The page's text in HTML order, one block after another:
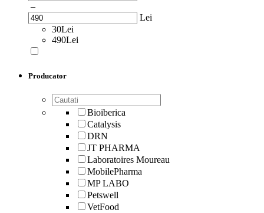
–
Lei
30Lei
490Lei
Producator
Bioiberica
Catalysis
DRN
JT PHARMA
Laboratoires Moureau
MobilePharma
MP LABO
Petswell
VetFood